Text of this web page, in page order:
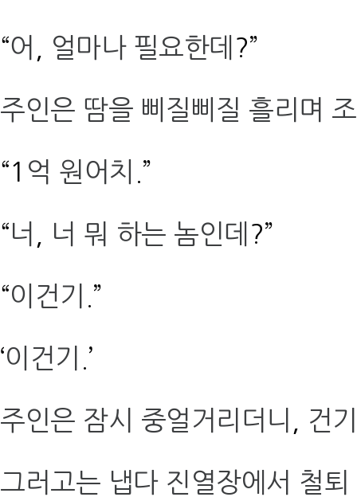
“어 얼마나 필요한데 ?”
주인은 땀을 삐질삐질 흘리며
“1 억 원어치 .”
“너 너 뭐 하는 놈인데 ?”
“이건기 .”
‘이건기 .’
주인은 잠시 중얼거리더니 건
그러고는 냅다 진열장에서 철